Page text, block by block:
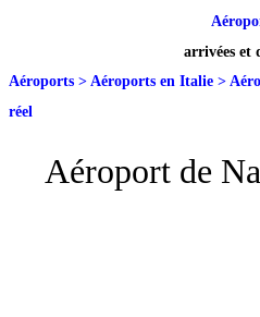
arrivées et
Aéroports > Aéroports en Italie >
réel
Aéroport de